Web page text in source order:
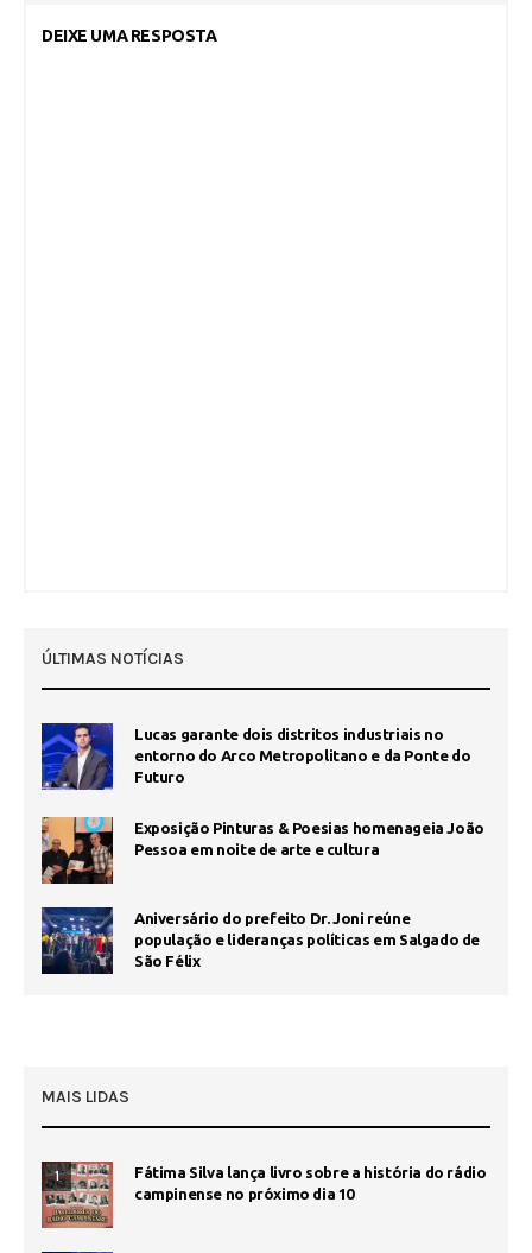
DEIXE UMA RESPOSTA
ÚLTIMAS NOTÍCIAS
Lucas garante dois distritos industriais no
entorno do Arco Metropolitano e da Ponte do
Futuro
Exposição Pinturas & Poesias homenageia João
Pessoa em noite de arte e cultura
Aniversário do prefeito Dr. Joni reúne
população e lideranças políticas em Salgado de
São Félix
MAIS LIDAS
1
Fátima Silva lança livro sobre a história do rádio
campinense no próximo dia 10